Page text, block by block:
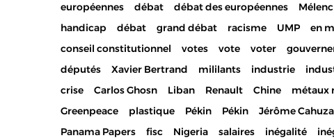
européennes
débat débat des européennes
handicap
débat grand débat racisme UMP en
conseil constitutionnel
votes vote voter
députés
Xavier Bertrand mililants industrie
crise
Carlos Ghosn Liban Renault Chine métaux
Greenpeace
plastique Pékin Pékin Jérôme
Panama Papers
fisc Nigeria salaires inégalité